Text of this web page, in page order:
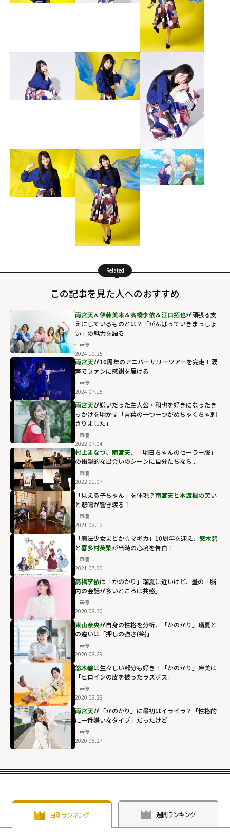
Related
この記事を見た人へのおすすめ
雨宮天＆伊藤美来＆高橋李依＆江口拓也が頑張る支
えにしているものとは？「がんばっていきまっしょ
い」の魅力を語る
声優
2024.10.25
雨宮天が10周年のアニバーサリーツアーを完走！涙
声でファンに感謝を届ける
声優
2024.07.15
雨宮天が嫌いだった主人公・和也を好きになったき
っかけを明かす「言葉の一つ一つがめちゃくちゃ刺
さりました」
声優
2022.07.04
村上まなつ、 雨宮天、「明日ちゃんのセーラー服」
の衝撃的な出会いのシーンに自分たちなら...
声優
2022.01.07
「見える子ちゃん」を体現？雨宮天と本渡楓の笑い
と悲鳴が響き渡る！
声優
2021.08.13
「魔法少女まどか☆マギカ」10周年を迎え、 悠木碧
と喜多村英梨が当時の心境を告白！
声優
2021.07.30
高橋李依は「かのかり」瑠夏に近いけど、墨の「脳
内の会話が多いところは共感」
声優
2020.08.30
東山奈央が自身の性格を分析、「かのかり」瑠夏と
の違いは「押しの強さ(笑)」
声優
2020.08.29
悠木碧は生々しい部分も好き！「かのかり」麻美は
「ヒロインの皮を被ったラスボス」
声優
2020.08.28
雨宮天が「かのかり」に最初はイライラ？「性格的
に一番嫌いなタイプ」だったけど
声優
2020.08.27
日別ランキング 週間ランキング